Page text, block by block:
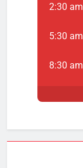
2:30 am
5:30 am
8:30 am